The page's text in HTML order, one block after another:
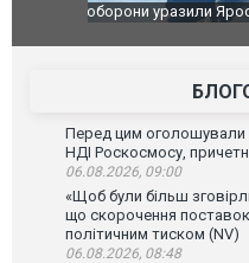
Неймар влаштував
Перед цим оголошували
НДІ Роскосмосу,
06.08.2026, 09:00
«Щоб були більш
що скорочення
політичним тиском (NV)
06.08.2026, 08:48